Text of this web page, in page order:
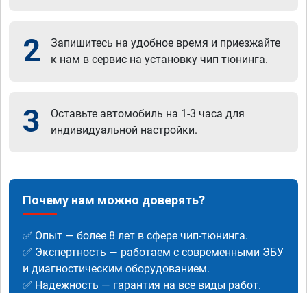
2
Запишитесь на удобное время и приезжайте
к нам в сервис на установку чип тюнинга.
3
Оставьте автомобиль на 1-3 часа для
индивидуальной настройки.
Почему нам можно доверять?
✅ Опыт — более 8 лет в сфере чип-тюнинга.
✅ Экспертность — работаем с современными ЭБУ
и диагностическим оборудованием.
✅ Надежность — гарантия на все виды работ.